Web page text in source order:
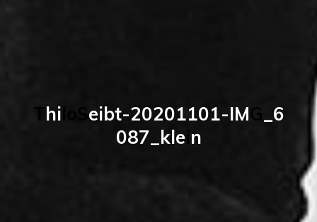
T hi eibt-20201101-IM
6
087 klei n